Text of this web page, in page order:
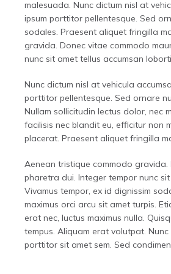
malesuada. Nunc dictum nisl at
ipsum porttitor pellentesque. Sed
sodales. Praesent aliquet fringilla
gravida. Donec vitae commodo
nunc sit amet tellus accumsan
Nunc dictum nisl at vehicula
porttitor pellentesque. Sed ornare
Nullam sollicitudin lectus dolor, nec
facilisis nec blandit eu, efficitur non
placerat. Praesent aliquet fringilla
Aenean tristique commodo
pharetra dui. Integer tempor nunc
Vivamus tempor, ex id dignissim
maximus orci arcu sit amet turpis.
erat nec, luctus maximus nulla.
tempus. Aliquam erat volutpat.
porttitor sit amet sem. Sed